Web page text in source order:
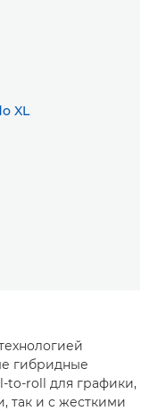
гибридные
to-roll для графики,
так и с жесткими